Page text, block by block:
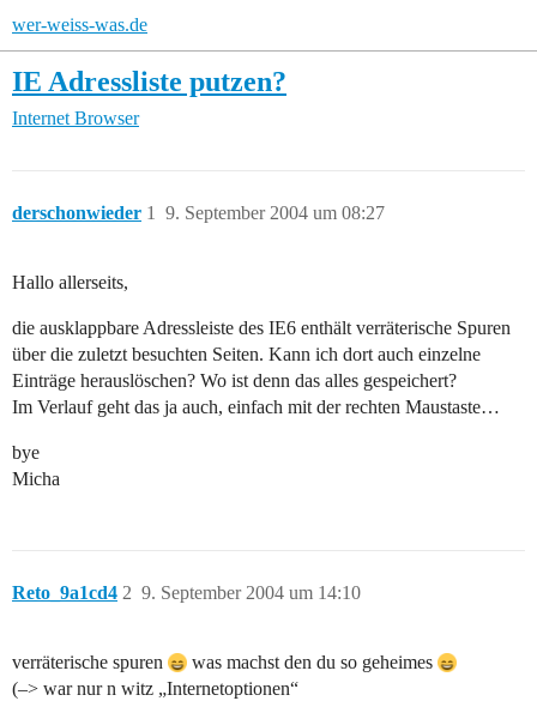
wer-weiss-was.de
IE Adressliste putzen?
Internet Browser
derschonwieder 9. September 2004 um 08:27
1
Hallo allerseits,
die ausklappbare Adressleiste des IE6 enthält verräterische Spuren
über die zuletzt besuchten Seiten. Kann ich dort auch einzelne
Einträge herauslöschen? Wo ist denn das alles gespeichert?
Im Verlauf geht das ja auch, einfach mit der rechten Maustaste…
bye
Micha
Reto_9a1cd4 9. September 2004 um 14:10
2
verräterische spuren
was machst den du so geheimes
(–> war nur n witz „Internetoptionen“